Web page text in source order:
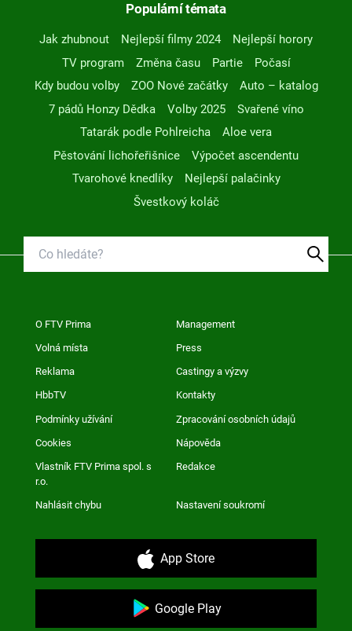
Populární témata
Jak zhubnout Nejlepší filmy 2024
Nejlepší horory
TV program
Změna času Partie
Počasí
Kdy budou volby
ZOO Nové začátky
Auto – katalog
7 pádů Honzy Dědka
Volby 2025
Svařené víno
Tatarák podle Pohlreicha
Aloe vera
Pěstování lichořeřišnice
Výpočet ascendentu
Tvarohové knedlíky
Nejlepší palačinky
Švestkový koláč
O FTV Prima Management
Volná místa Press
Reklama Castingy a výzvy
HbbTV Kontakty
Podmínky užívání Zpracování osobních údajů
Cookies Nápověda
Vlastník FTV Prima spol. s
r.o.
Redakce
Nahlásit chybu Nastavení soukromí
App Store
Google Play